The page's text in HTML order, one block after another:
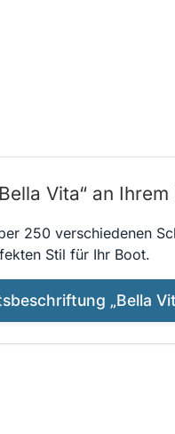
Vita“ an Ihrem
250 verschiedenen
Stil für Ihr Boot.
„Bella